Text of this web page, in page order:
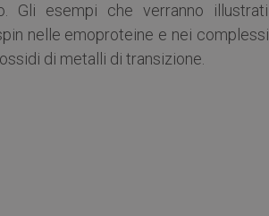
esempi che verranno illustrati
nelle emoproteine e nei complessi
di metalli di transizione.